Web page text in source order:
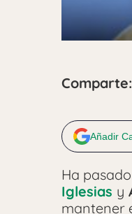
Comparte:
Añadir
Ha
Iglesias y
mantener